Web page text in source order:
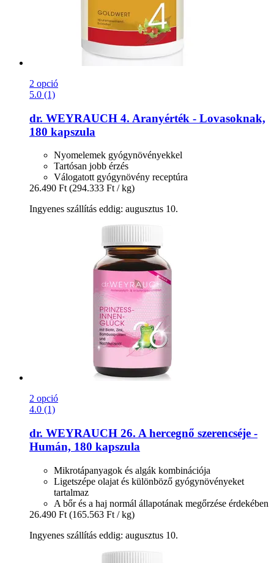
2 opció
5.0 (1)
dr. WEYRAUCH 4. Aranyérték -​ Lovasoknak,
180 kapszula
Nyomelemek gyógynövényekkel
Tartósan jobb érzés
Válogatott gyógynövény receptúra
26.490 Ft (294.333 Ft / kg)
Ingyenes szállítás eddig: augusztus 10.
2 opció
4.0 (1)
dr. WEYRAUCH 26. A hercegnő szerencséje -​
Humán, 180 kapszula
Mikrotápanyagok és algák kombinációja
Ligetszépe olajat és különböző gyógynövényeket
tartalmaz
A bőr és a haj normál állapotának megőrzése érdekében
26.490 Ft (165.563 Ft / kg)
Ingyenes szállítás eddig: augusztus 10.